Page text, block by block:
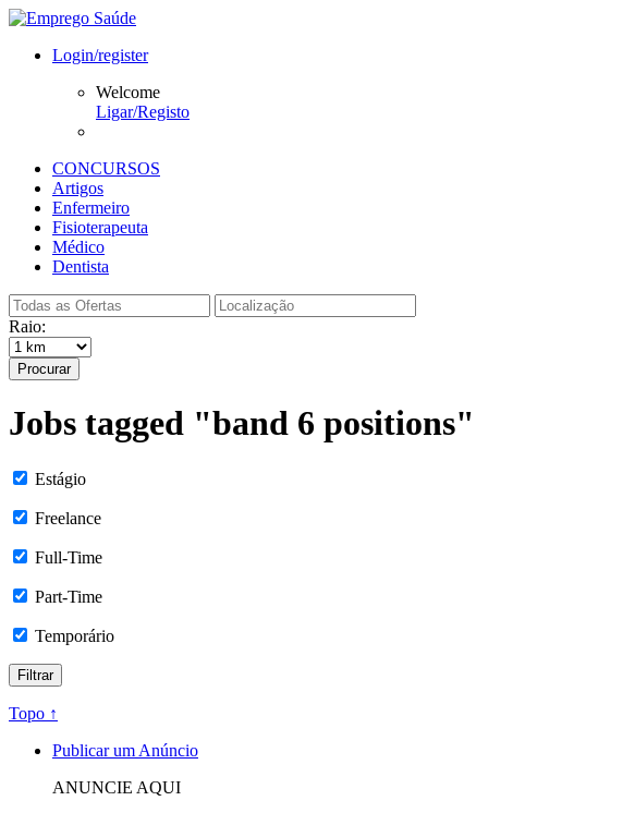
Login/register
Welcome
Ligar/Registo
CONCURSOS
Artigos
Enfermeiro
Fisioterapeuta
Médico
Dentista
Raio:
Procurar
Jobs tagged "band 6 positions"
Estágio
Freelance
Full-Time
Part-Time
Temporário
Topo ↑
Publicar um Anúncio
ANUNCIE AQUI